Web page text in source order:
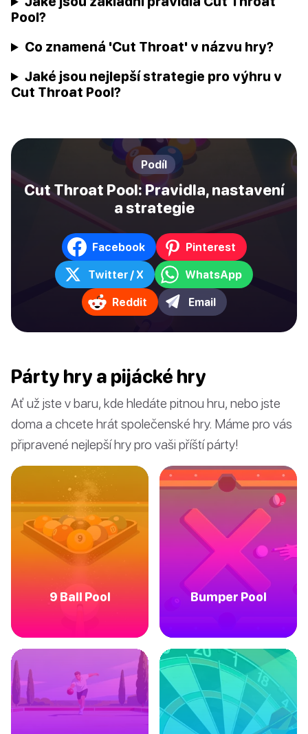
Pool?
Co znamená 'Cut Throat' v názvu hry?
Jaké jsou nejlepší strategie pro výhru v
Cut Throat Pool?
Podíl
Cut Throat Pool: Pravidla, nastavení
a strategie
Facebook Pinterest
Twitter / X WhatsApp
Reddit Email
Párty hry a pijácké hry
Ať už jste v baru, kde hledáte pitnou hru, nebo jste
doma a chcete hrát společenské hry. Máme pro vás
připravené nejlepší hry pro vaši příští párty!
9 Ball Pool Bumper Pool